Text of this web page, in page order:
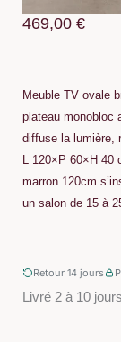
469,00 €
Meuble TV ovale
plateau monobloc
diffuse la lumière,
L 120×P 60×H 40
marron 120cm
un salon de 15 à
Retour 14 jours
Livré 2 à 10